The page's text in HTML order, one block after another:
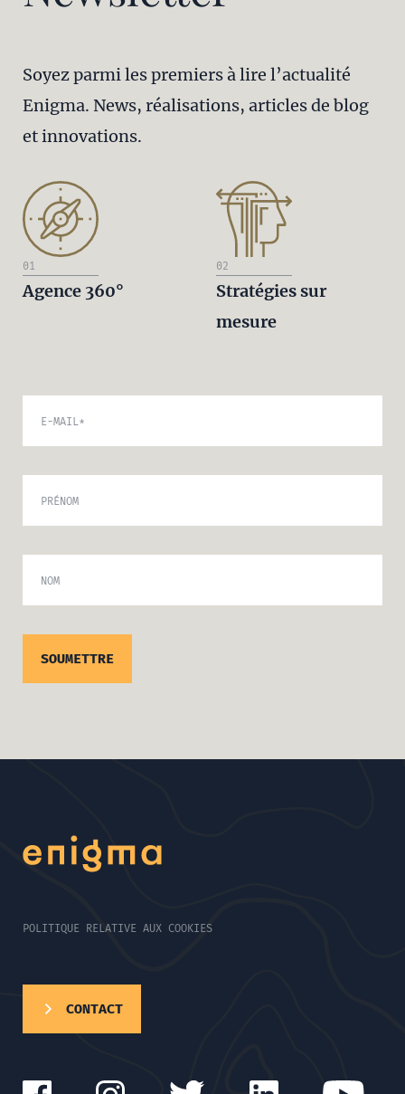
Soyez parmi les premiers à lire l’actualité
Enigma. News, réalisations, articles de blog
et innovations.
01
Agence 360°
02
Stratégies sur
mesure
E-MAIL*
PRÉNOM
NOM
POLITIQUE RELATIVE AUX COOKIES
CONTACT